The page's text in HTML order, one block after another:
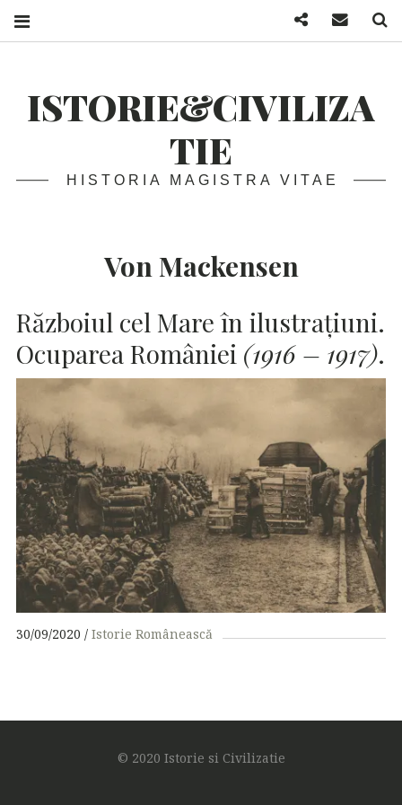
ISTORIE&CIVILIZA
TIE
HISTORIA MAGISTRA VITAE
Von Mackensen
Războiul cel Mare în ilustrațiuni.
Ocuparea României (1916 – 1917).
30/09/2020 Istorie Românească
© 2020 Istorie si Civilizatie
FacebookMail